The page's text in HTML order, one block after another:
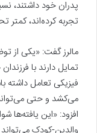
پدران خود داشتند،
تجربه کرده‌اند، کمتر
مالرز گفت: «یکی از
تمایل دارند با
فیزیکی تعامل داشته
می‌کشد و حتی
افزود: «این یافته‌ها